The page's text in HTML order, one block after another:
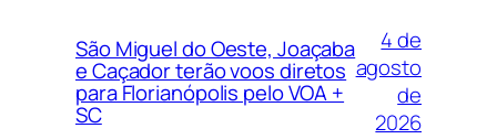
São Miguel do Oeste, Joaçaba
e Caçador terão voos diretos
para Florianópolis pelo VOA +
SC
4 de
agosto
de
2026